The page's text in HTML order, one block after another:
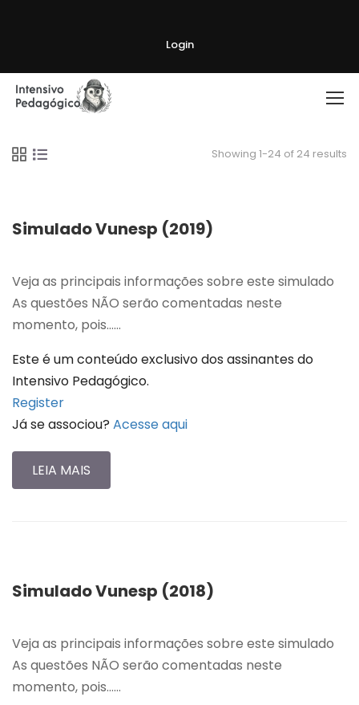
Login
Showing 1-24 of 24 results
Simulado Vunesp (2019)
Veja as principais informações sobre este simulado
As questões NÃO serão comentadas neste
momento, pois…...
Este é um conteúdo exclusivo dos assinantes do
Intensivo Pedagógico.
Register
Já se associou? Acesse aqui
LEIA MAIS
Simulado Vunesp (2018)
Veja as principais informações sobre este simulado
As questões NÃO serão comentadas neste
momento, pois…...